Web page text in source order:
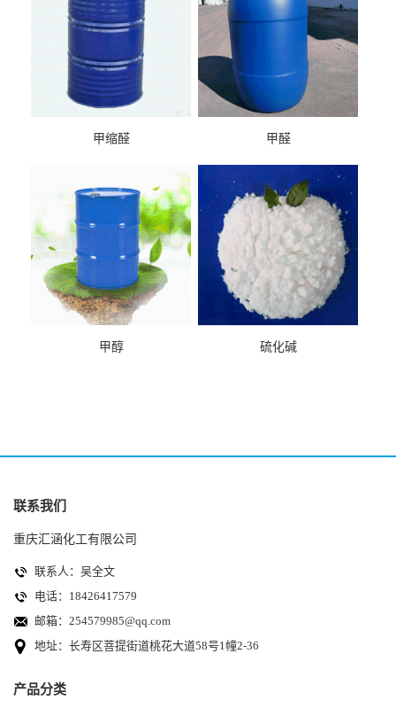
甲缩醛 甲醛
甲醇 硫化碱
联系我们
重庆汇涵化工有限公司
联系人：吴全文
电话：18426417579
邮箱： 254579985@qq.com
地址：长寿区菩提街道桃花大道58号1幢2-36
产品分类